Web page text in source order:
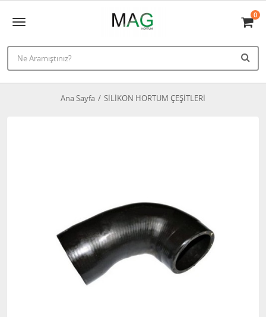
0
Ana Sayfa SİLİKON HORTUM ÇEŞİTLERİ